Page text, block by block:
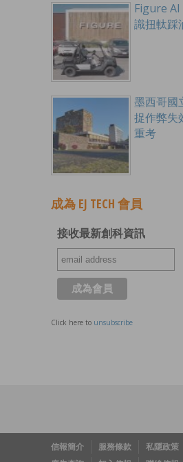
Figure AI
識扭軚踩
墨西哥國
捉作弊失
重考
成為 EJ TECH 會員
接收最新創科資訊
Click here to unsubscribe
信報簡介 服務條款 私隱政策